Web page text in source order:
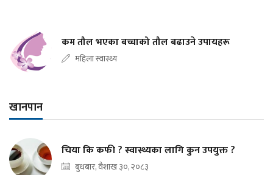
कम तौल भएका बच्चाको तौल बढाउने उपायहरू
महिला स्वास्थ्य
खानपान
चिया कि कफी ? स्वास्थ्यका लागि कुन उपयुक्त ?
बुधबार, वैशाख ३०, २०८३